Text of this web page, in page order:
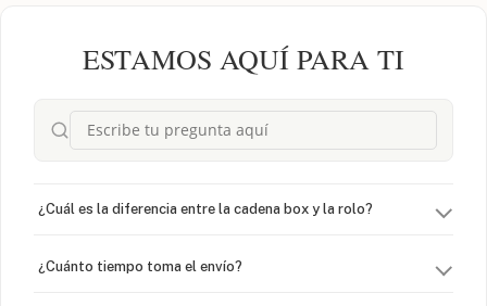
ESTAMOS AQUÍ PARA TI
¿Cuál es la diferencia entre la cadena box y la rolo?
¿Cuánto tiempo toma el envío?